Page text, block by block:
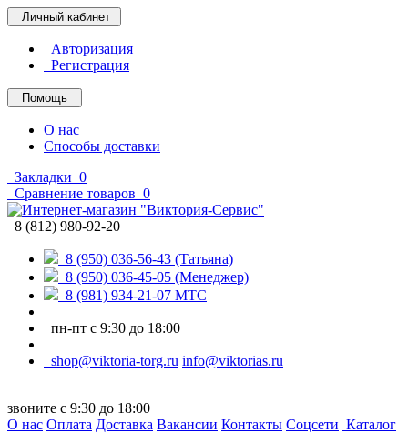
Личный кабинет
Авторизация
Регистрация
Помощь
О нас
Способы доставки
Закладки 0
Сравнение товаров 0
8 (812) 980-92-20
8 (950) 036-56-43 (Татьяна)
8 (950) 036-45-05 (Менеджер)
8 (981) 934-21-07 МТС
пн-пт с 9:30 до 18:00
shop@viktoria-torg.ru info@viktorias.ru
звоните с 9:30 до 18:00
О нас Оплата Доставка Вакансии Контакты Соцсети Каталог